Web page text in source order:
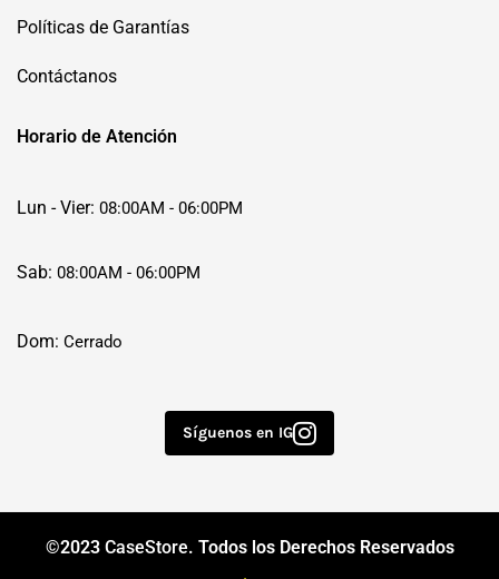
Políticas de Garantías
Contáctanos
Horario de Atención
Lun - Vier: 08:00AM - 06:00PM
Sab: 08:00AM - 06:00PM
Dom: Cerrado
Síguenos en IG
©2023 CaseStore. Todos los Derechos Reservados